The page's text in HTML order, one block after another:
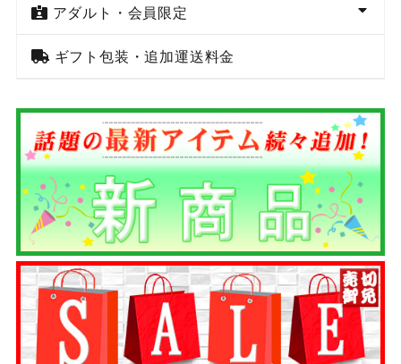
アダルト・会員限定
ギフト包装・追加運送料金